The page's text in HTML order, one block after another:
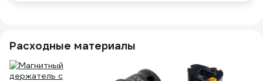
Расходные материалы